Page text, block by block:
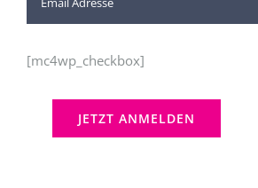
[mc4wp_checkbox]